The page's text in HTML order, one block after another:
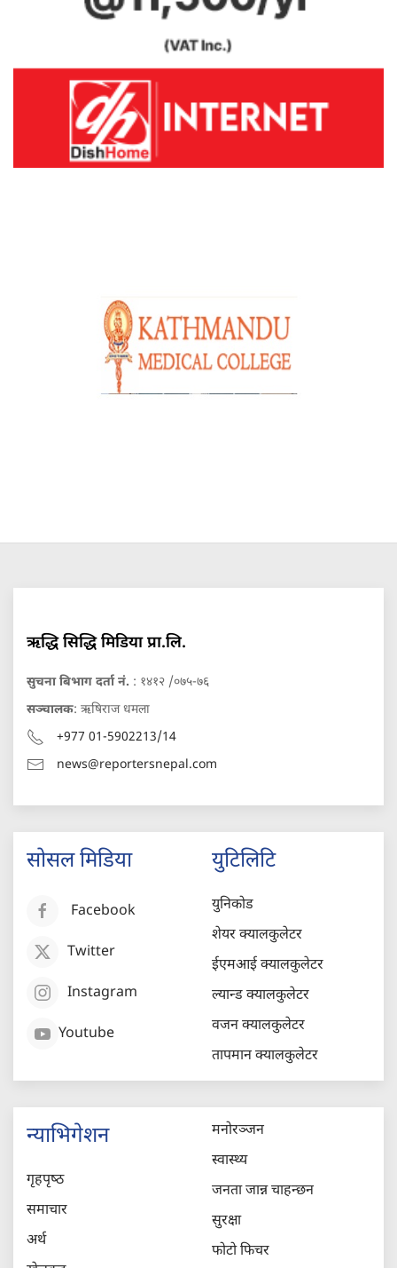
ऋद्धि सिद्धि मिडिया प्रा.लि.
सुचना बिभाग दर्ता नं. : १४१२ /०७५-७६
सञ्चालक: ऋषिराज धमला
+977 01-5902213/14
news@reportersnepal.com
सोसल मिडिया
Facebook
Twitter
Instagram
Youtube
युटिलिटि
युनिकोड
शेयर क्यालकुलेटर
ईएमआई क्यालकुलेटर
ल्यान्ड क्यालकुलेटर
वजन क्यालकुलेटर
तापमान क्यालकुलेटर
न्याभिगेशन
गृहपृष्‍ठ
समाचार
अर्थ
मनोरञ्जन
स्वास्थ्य
जनता जान्न चाहन्छन
सुरक्षा
फोटो फिचर